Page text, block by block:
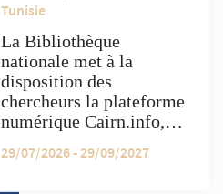
Tunisie
La Bibliothèque
nationale met à la
disposition des
chercheurs la plateforme
numérique Cairn.info,
contenu académique
29/07/2026 - 29/09/2027